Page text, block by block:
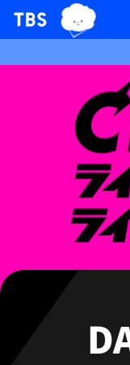
TBSテレビ